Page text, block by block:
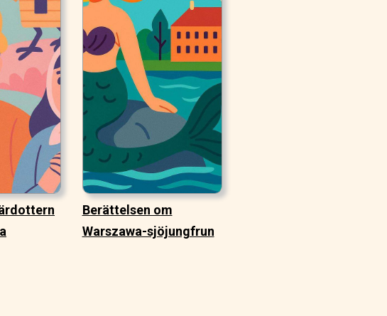
Berättelsen om
Warszawa-sjöjungfrun